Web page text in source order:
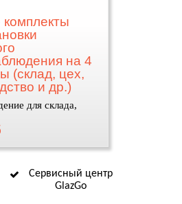
комплекты
на 4
(склад, цех,
и др.)
для склада,
Сервисный центр
GlazGo